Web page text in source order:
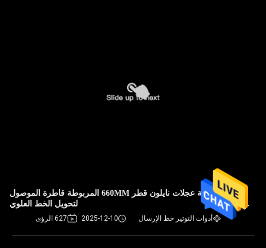
خمسة عجلات نايلون قطر 660MM المربوطة قاطرة الموصول
لتحويل الخط العلوي
أدوات التوتير خط الإرسال 2025-12-10 627 الرؤى